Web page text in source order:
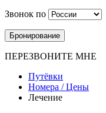
Звонок по
Бронирование
ПЕРЕЗВОНИТЕ МНЕ
Путёвки
Номера / Цены
Лечение